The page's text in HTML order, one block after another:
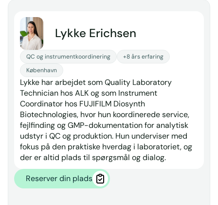
Lykke Erichsen
QC og instrumentkoordinering
+8 års erfaring
København
Lykke har arbejdet som Quality Laboratory
Technician hos ALK og som Instrument
Coordinator hos FUJIFILM Diosynth
Biotechnologies, hvor hun koordinerede service,
fejlfinding og GMP-dokumentation for analytisk
udstyr i QC og produktion. Hun underviser med
fokus på den praktiske hverdag i laboratoriet, og
der er altid plads til spørgsmål og dialog.
Reserver din plads